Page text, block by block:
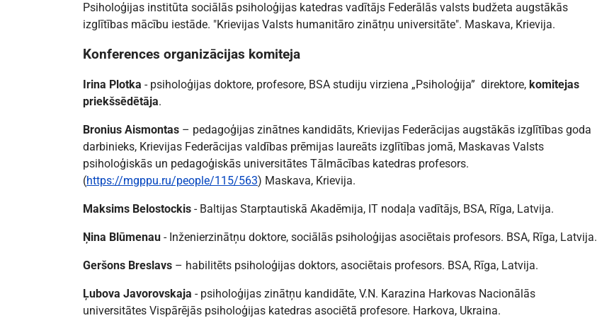
Psiholoģijas institūta sociālās psiholoģijas katedras vadītājs Federālās valsts budžeta augstākās
izglītības mācību iestāde. "Krievijas Valsts humanitāro zinātņu universitāte". Maskava, Krievija.
Konferences organizācijas komiteja
Irina Plotka - psiholoģijas doktore, profesore, BSA studiju virziena „Psiholoģija” direktore, komitejas
priekšsēdētāja.
Bronius Aismontas – pedagoģijas zinātnes kandidāts, Krievijas Federācijas augstākās izglītības goda
darbinieks, Krievijas Federācijas valdības prēmijas laureāts izglītības jomā, Maskavas Valsts
psiholoģiskās un pedagoģiskās universitātes Tālmācības katedras profesors.
(https://mgppu.ru/people/115/563) Maskava, Krievija.
Maksims Belostockis - Baltijas Starptautiskā Akadēmija, IT nodaļa vadītājs, BSA, Rīga, Latvija.
Ņina Blūmenau - Inženierzinātņu doktore, sociālās psiholoģijas asociētais profesors. BSA, Rīga, Latvija.
Geršons Breslavs – habilitēts psiholoģijas doktors, asociētais profesors. BSA, Rīga, Latvija.
Ļubova Javorovskaja - psiholoģijas zinātņu kandidāte, V.N. Karazina Harkovas Nacionālās
universitātes Vispārējās psiholoģijas katedras asociētā profesore. Harkova, Ukraina.